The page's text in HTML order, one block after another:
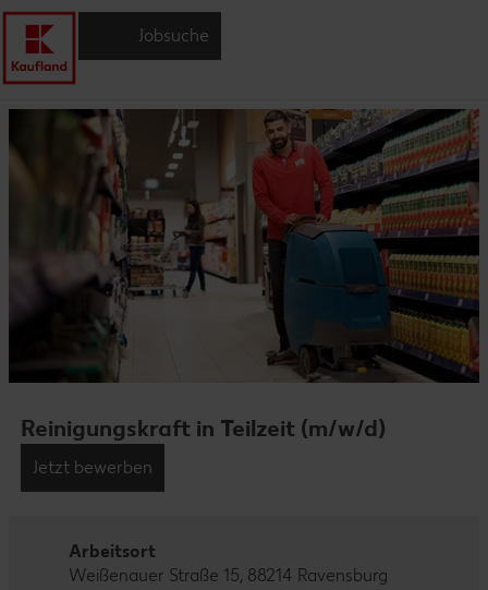
Jobsuche
Reinigungskraft in Teilzeit (m/w/d)
Jetzt bewerben
Arbeitsort
Weißenauer Straße 15, 88214 Ravensburg